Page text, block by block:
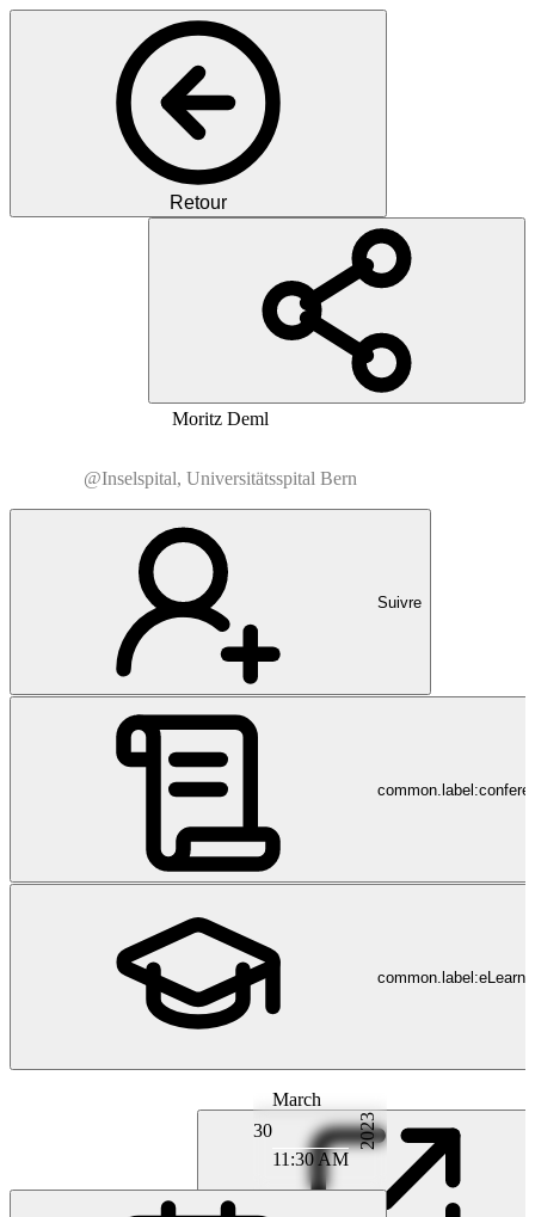
Retour
Moritz Deml
@Inselspital, Universitätsspital Bern
Suivre
30
March
11:30 AM
2023
PD MD Moritz Deml